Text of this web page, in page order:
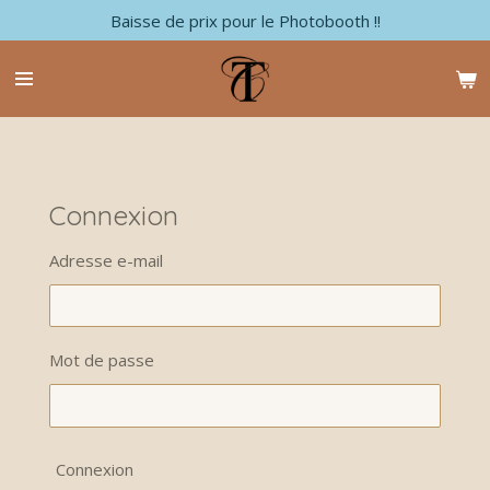
au
contenu
Baisse de prix pour le Photobooth !!
Connexion
Adresse e-mail
Mot de passe
Connexion